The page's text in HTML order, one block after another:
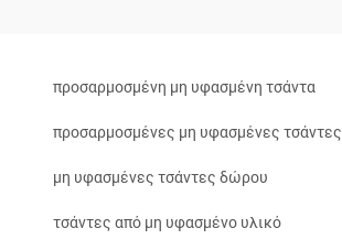
προσαρμοσμένη μη υφασμένη τσάντα
προσαρμοσμένες μη υφασμένες τσάντες
μη υφασμένες τσάντες δώρου
τσάντες από μη υφασμένο υλικό